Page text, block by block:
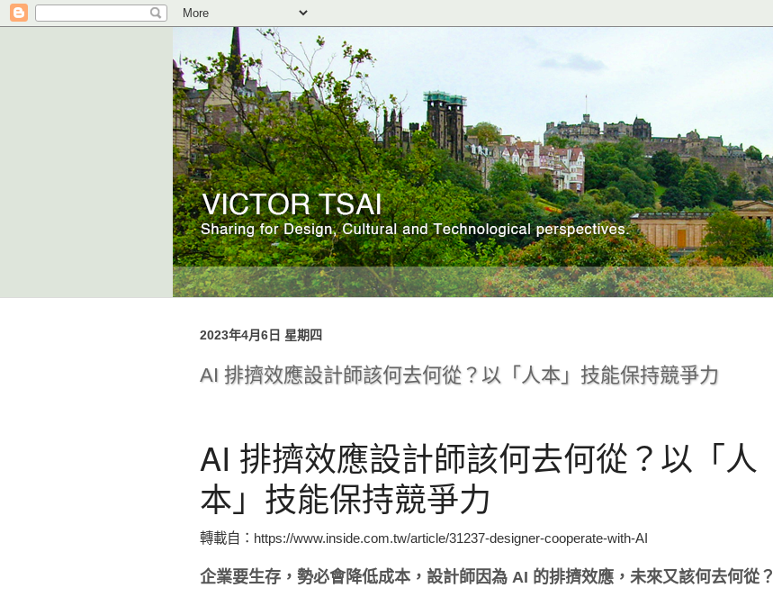
2023年4月6日 星期四
AI 排擠效應設計師該何去何從？以「人本」技能保持競爭力
AI 排擠效應設計師該何去何從？以「人
本」技能保持競爭力
轉載自：https://www.inside.com.tw/article/31237-designer-cooperate-with-AI
企業要生存，勢必會降低成本，設計師因為 AI 的排擠效應，未來又該何去何從？